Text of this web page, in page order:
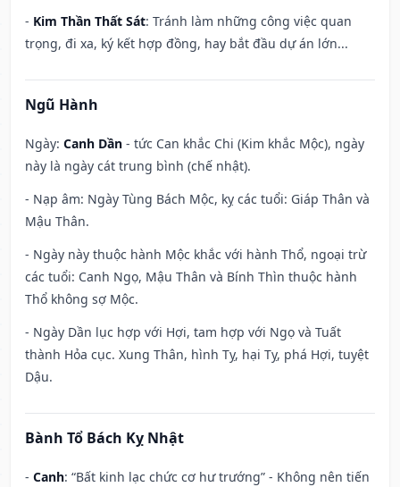
- Kim Thần Thất Sát: Tránh làm những công việc quan
trọng, đi xa, ký kết hợp đồng, hay bắt đầu dự án lớn...
Ngũ Hành
Ngày: Canh Dần - tức Can khắc Chi (Kim khắc Mộc), ngày
này là ngày cát trung bình (chế nhật).
- Nạp âm: Ngày Tùng Bách Mộc, kỵ các tuổi: Giáp Thân và
Mậu Thân.
- Ngày này thuộc hành Mộc khắc với hành Thổ, ngoại trừ
các tuổi: Canh Ngọ, Mậu Thân và Bính Thìn thuộc hành
Thổ không sợ Mộc.
- Ngày Dần lục hợp với Hợi, tam hợp với Ngọ và Tuất
thành Hỏa cục. Xung Thân, hình Tỵ, hại Tỵ, phá Hợi, tuyệt
Dậu.
Bành Tổ Bách Kỵ Nhật
- Canh: “Bất kinh lạc chức cơ hư trướng” - Không nên tiến